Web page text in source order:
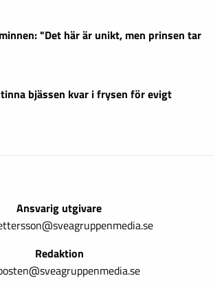
"Det här är unikt, men prinsen tar
bjässen kvar i frysen för evigt
Ansvarig utgivare
Redaktion